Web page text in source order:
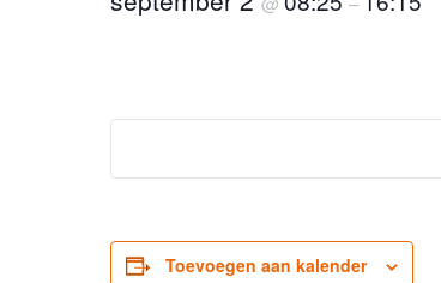
Toevoegen aan kalender